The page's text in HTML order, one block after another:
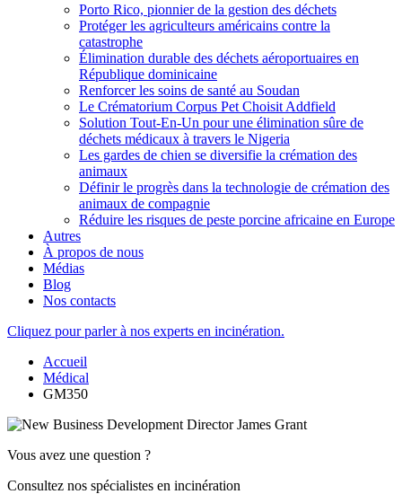
Porto Rico, pionnier de la gestion des déchets
Protéger les agriculteurs américains contre la
catastrophe
Élimination durable des déchets aéroportuaires en
République dominicaine
Renforcer les soins de santé au Soudan
Le Crématorium Corpus Pet Choisit Addfield
Solution Tout-En-Un pour une élimination sûre de
déchets médicaux à travers le Nigeria
Les gardes de chien se diversifie la crémation des
animaux
Définir le progrès dans la technologie de crémation des
animaux de compagnie
Réduire les risques de peste porcine africaine en Europe
Autres
À propos de nous
Médias
Blog
Nos contacts
Cliquez pour parler à nos experts en incinération.
Accueil
Médical
GM350
Vous avez une question ?
Consultez nos spécialistes en incinération